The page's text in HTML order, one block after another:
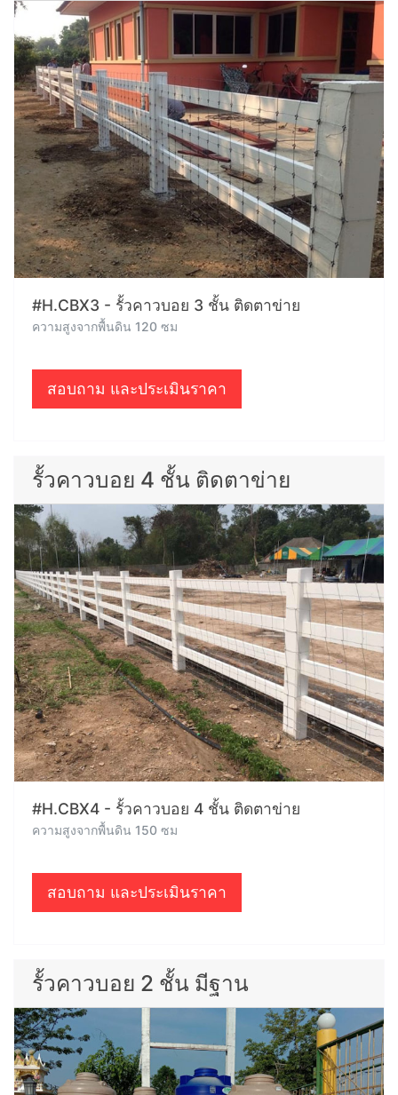
#H.CBX3 - รั้วคาวบอย 3 ชั้น ติดตาข่าย
ความสูงจากพื้นดิน 120 ซม
สอบถาม และประเมินราคา
รั้วคาวบอย 4 ชั้น ติดตาข่าย
#H.CBX4 - รั้วคาวบอย 4 ชั้น ติดตาข่าย
ความสูงจากพื้นดิน 150 ซม
สอบถาม และประเมินราคา
รั้วคาวบอย 2 ชั้น มีฐาน